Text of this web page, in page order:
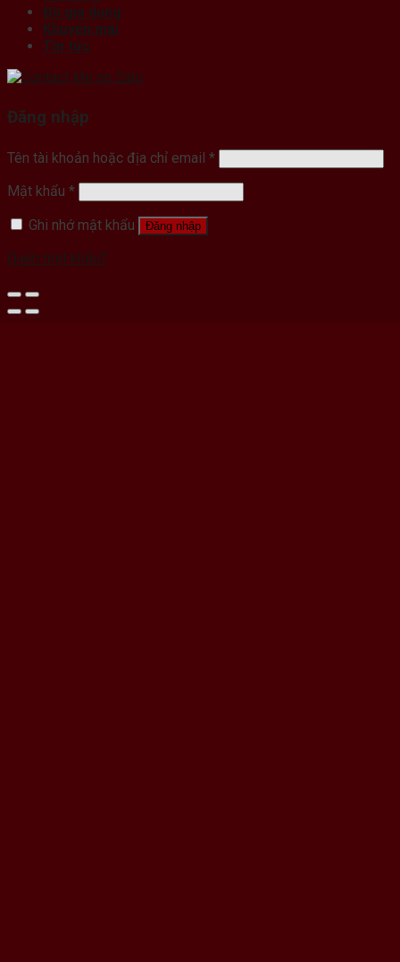
Đồ gia dụng
Khuyến mãi
Tin tức
Đăng nhập
Tên tài khoản hoặc địa chỉ email *
Mật khẩu *
Ghi nhớ mật khẩu
Đăng nhập
Quên mật khẩu?